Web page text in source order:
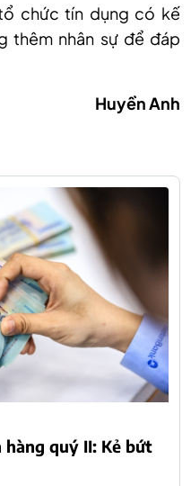
chức tín dụng có kế
thêm nhân sự để đáp
Huyền Anh
hàng quý II: Kẻ bứt